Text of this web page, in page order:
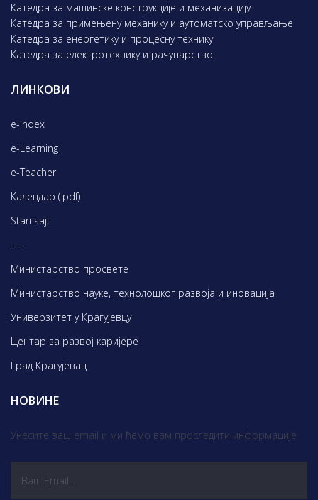
Катедра за машинске конструкције и механизацију
Катедра за примењену механику и аутоматско управљање
Катедра за енергетику и процесну технику
Катедра за електротехнику и рачунарство
ЛИНКОВИ
e-Index
e-Learning
e-Teacher
Календар (.pdf)
Stari sajt
----
Министарство просвете
Министарство науке, технолошког развоја и иновација
Универзитет у Крагујевцу
Центар за развој каријере
Град Крагујевац
НОВИНЕ
Унесите ваш email и ми ћемо вам проследити информације